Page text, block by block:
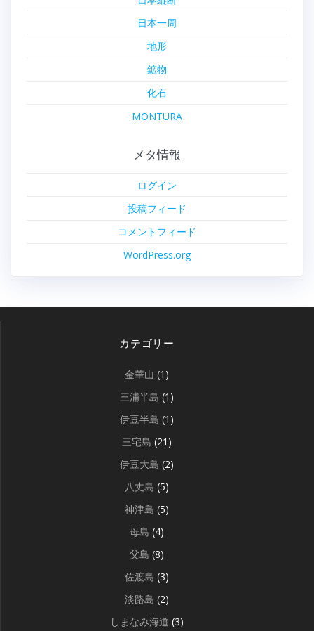
日本一周
地形
鉱物
化石
MONTURA
メタ情報
ログイン
投稿フィード
コメントフィード
WordPress.org
カテゴリー
金華山 (1)
三浦半島 (1)
伊豆半島 (1)
三宅島 (21)
伊豆大島 (2)
八丈島 (5)
神津島 (5)
母島 (4)
父島 (8)
佐渡島 (3)
淡路島 (2)
しまなみ海道 (3)